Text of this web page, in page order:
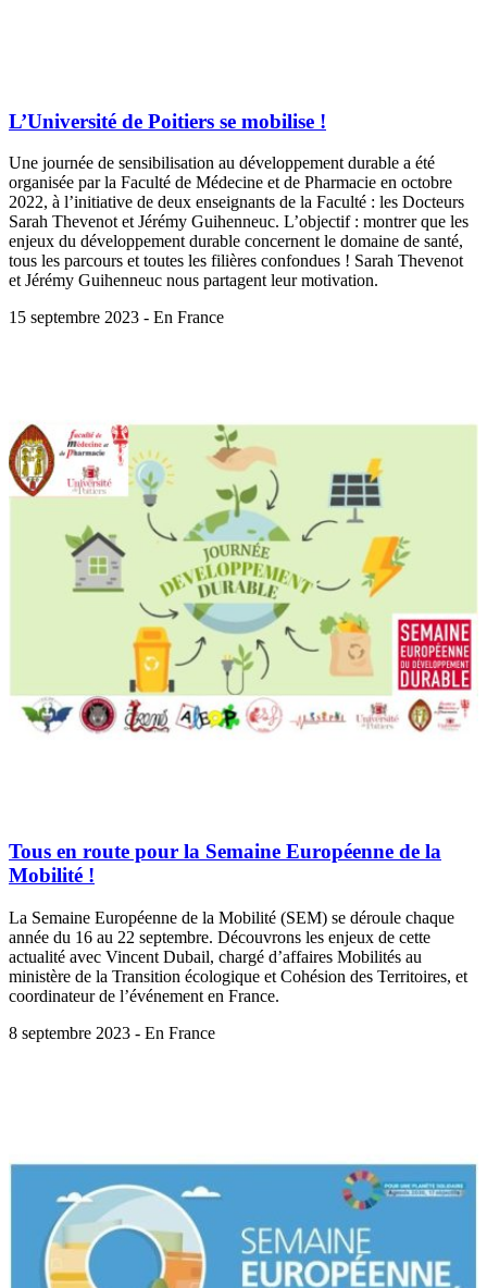
L’Université de Poitiers se mobilise !
Une journée de sensibilisation au développement durable a été
organisée par la Faculté de Médecine et de Pharmacie en octobre
2022, à l’initiative de deux enseignants de la Faculté : les Docteurs
Sarah Thevenot et Jérémy Guihenneuc. L’objectif : montrer que les
enjeux du développement durable concernent le domaine de santé,
tous les parcours et toutes les filières confondues ! Sarah Thevenot
et Jérémy Guihenneuc nous partagent leur motivation.
15 septembre 2023 - En France
Tous en route pour la Semaine Européenne de la
Mobilité !
La Semaine Européenne de la Mobilité (SEM) se déroule chaque
année du 16 au 22 septembre. Découvrons les enjeux de cette
actualité avec Vincent Dubail, chargé d’affaires Mobilités au
ministère de la Transition écologique et Cohésion des Territoires, et
coordinateur de l’événement en France.
8 septembre 2023 - En France